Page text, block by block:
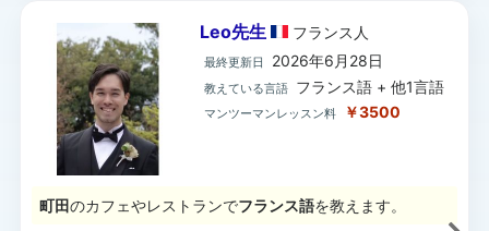
Leo先生 フランス 人
最終更新日 2026年6月28日
教えている言語 フランス語 + 他1言語
マンツーマンレッスン料 ￥3500
町田のカフェやレストランでフランス語を教えます。